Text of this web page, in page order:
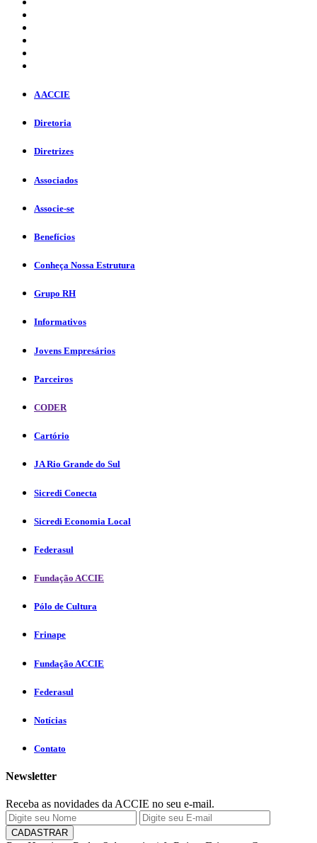
A ACCIE
Diretoria
Diretrizes
Associados
Associe-se
Benefícios
Conheça Nossa Estrutura
Grupo RH
Informativos
Jovens Empresários
Parceiros
CODER
Cartório
JA Rio Grande do Sul
Sicredi Conecta
Sicredi Economia Local
Federasul
Fundação ACCIE
Pólo de Cultura
Frinape
Fundação ACCIE
Federasul
Notícias
Contato
Newsletter
Receba as novidades da ACCIE no seu e-mail.